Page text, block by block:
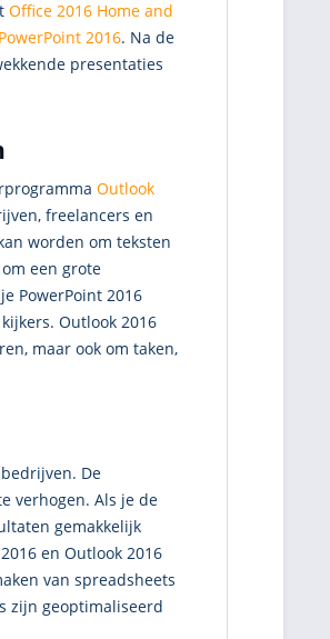
Office 2016 Home and
PowerPoint 2016. Na de
presentaties
Outlook
freelancers en
worden om teksten
een grote
PowerPoint 2016
Outlook 2016
maar ook om taken,
De
verhogen. Als je de
gemakkelijk
en Outlook 2016
van spreadsheets
zijn geoptimaliseerd